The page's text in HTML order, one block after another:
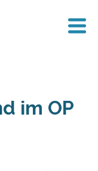
im OP